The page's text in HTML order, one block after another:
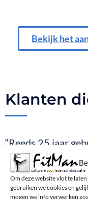
Om deze website vlot te
gebruiken we cookies en
mogen we info verwerken
Bekijk het
Klanten
“Reeds 25 jaar
onze
over de
eenvoudig en